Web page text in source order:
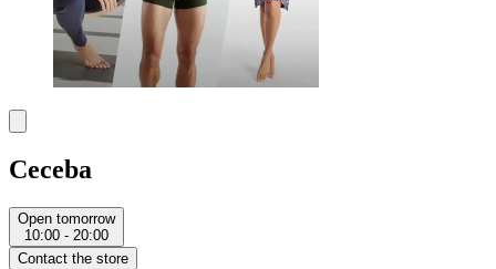
Ceceba
Open tomorrow
10:00 - 20:00
Contact the store